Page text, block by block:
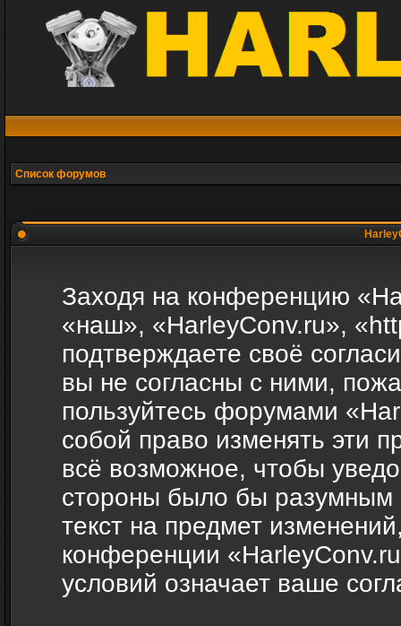
Список форумов
Заходя на конференцию
«наш», «HarleyConv.ru»,
подтверждаете своё
вы не согласны с ними,
пользуйтесь форумами
собой право изменять эти
всё возможное, чтобы
стороны было бы разумным
текст на предмет
конференции
условий означает ваше